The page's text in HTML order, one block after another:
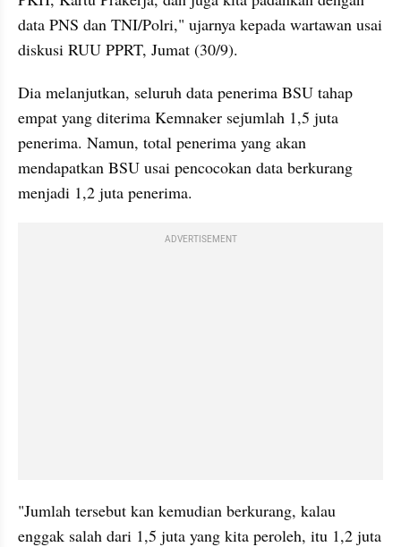
data PNS dan TNI/Polri," ujarnya kepada wartawan usai
diskusi RUU PPRT, Jumat (30/9).
Dia melanjutkan, seluruh data penerima BSU tahap
empat yang diterima Kemnaker sejumlah 1,5 juta
penerima. Namun, total penerima yang akan
mendapatkan BSU usai pencocokan data berkurang
menjadi 1,2 juta penerima.
ADVERTISEMENT
"Jumlah tersebut kan kemudian berkurang, kalau
enggak salah dari 1,5 juta yang kita peroleh, itu 1,2 juta